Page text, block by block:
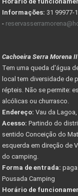
Informações: 31 99977-
-
Cachoeira Serra Morena II
Tem uma queda d'água
local tem diversidade de
répteis. Não se permite:
alcólicas ou churrasco.
Endereço: Vau da Lagoa,
Acesso: Partindo do
sentido Conceição do
esquerda em direção de
do camping.
Forma de entrada:
Pousada Camping
Horário de